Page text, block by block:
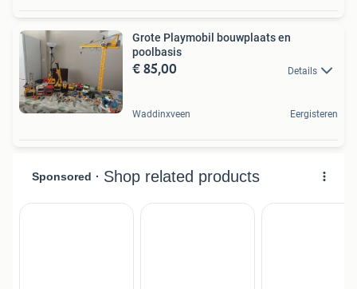
Grote Playmobil bouwplaats en
poolbasis
€ 85,00 Details
Waddinxveen Eergisteren